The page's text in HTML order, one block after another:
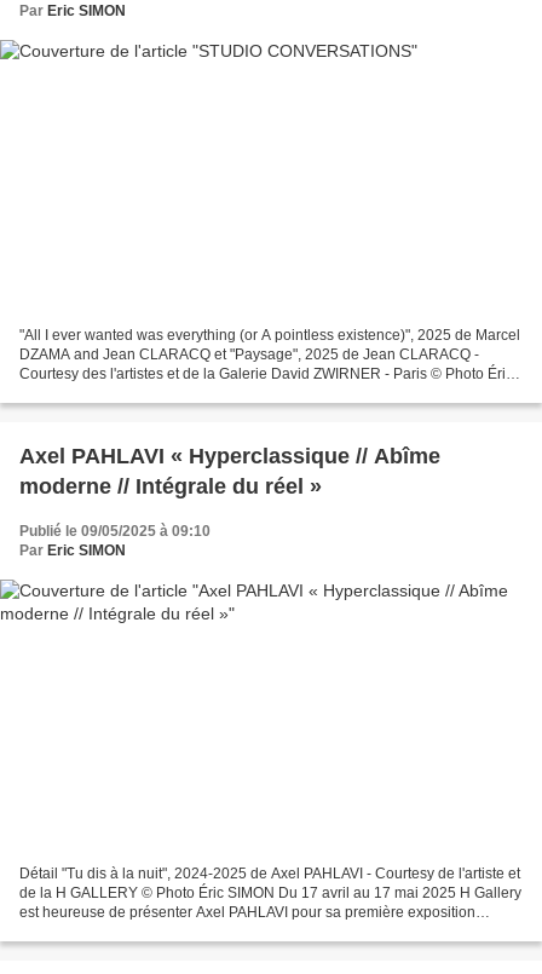
Par Eric SIMON
"All I ever wanted was everything (or A pointless existence)", 2025 de Marcel
DZAMA and Jean CLARACQ et "Paysage", 2025 de Jean CLARACQ -
Courtesy des l'artistes et de la Galerie David ZWIRNER - Paris © Photo Éric
Axel PAHLAVI « Hyperclassique // Abîme
moderne // Intégrale du réel »
Publié le 09/05/2025 à 09:10
Par Eric SIMON
Détail "Tu dis à la nuit", 2024-2025 de Axel PAHLAVI - Courtesy de l'artiste et
de la H GALLERY © Photo Éric SIMON Du 17 avril au 17 mai 2025 H Gallery
est heureuse de présenter Axel PAHLAVI pour sa première exposition